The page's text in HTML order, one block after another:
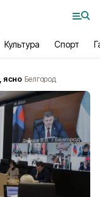
Культура Спорт
ясно Белгород